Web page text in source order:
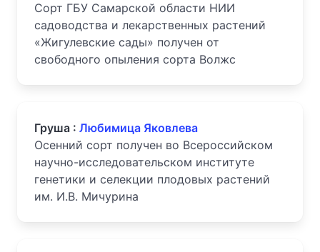
Сорт ГБУ Самарской области НИИ
садоводства и лекарственных растений
«Жигулевские сады» получен от
свободного опыления сорта Волжс
Груша : Любимица Яковлева
Осенний сорт получен во Всероссийском
научно-исследовательском институте
генетики и селекции плодовых растений
им. И.В. Мичурина